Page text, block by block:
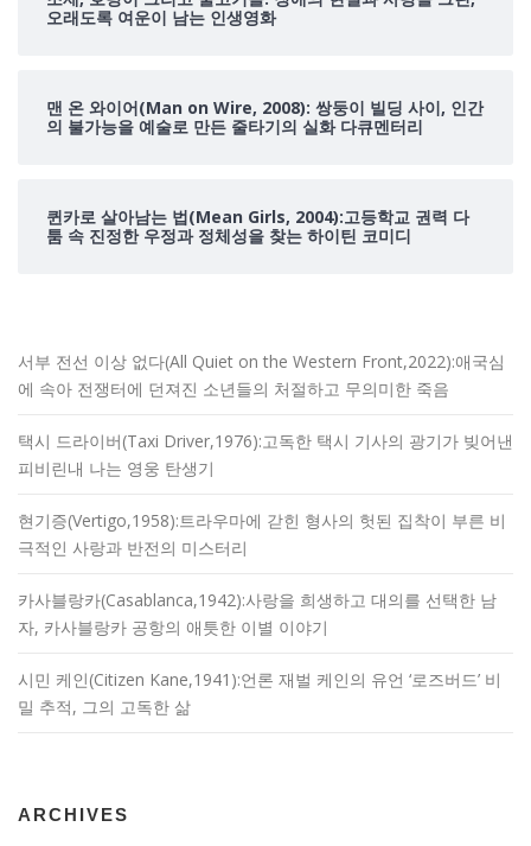
오래도록 여운이 남는 인생영화
맨 온 와이어(Man on Wire, 2008): 쌍둥이 빌딩 사이, 인간
의 불가능을 예술로 만든 줄타기의 실화 다큐멘터리
퀸카로 살아남는 법(Mean Girls, 2004):고등학교 권력 다
툼 속 진정한 우정과 정체성을 찾는 하이틴 코미디
서부 전선 이상 없다(All Quiet on the Western Front,2022):애국심
에 속아 전쟁터에 던져진 소년들의 처절하고 무의미한 죽음
택시 드라이버(Taxi Driver,1976):고독한 택시 기사의 광기가 빚어낸
피비린내 나는 영웅 탄생기
현기증(Vertigo,1958):트라우마에 갇힌 형사의 헛된 집착이 부른 비
극적인 사랑과 반전의 미스터리
카사블랑카(Casablanca,1942):사랑을 희생하고 대의를 선택한 남
자, 카사블랑카 공항의 애틋한 이별 이야기
시민 케인(Citizen Kane,1941):언론 재벌 케인의 유언 ‘로즈버드’ 비
밀 추적, 그의 고독한 삶
ARCHIVES